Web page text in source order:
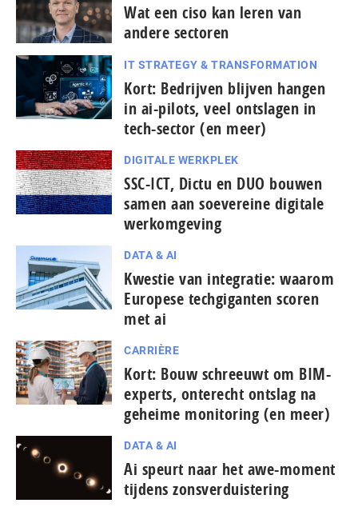
Wat een ciso kan leren van
andere sectoren
IT STRATEGY & TRANSFORMATION
Kort: Bedrijven blijven hangen
in ai-pilots, veel ontslagen in
tech-sector (en meer)
DIGITALE WERKPLEK
SSC-ICT, Dictu en DUO bouwen
samen aan soevereine digitale
werkomgeving
DATA & AI
Kwestie van integratie: waarom
Europese tech­gi­gan­ten scoren
met ai
CARRIÈRE
Kort: Bouw schreeuwt om BIM-
experts, onterecht ontslag na
geheime monitoring (en meer)
DATA & AI
Ai speurt naar het awe-moment
tijdens zonsverduistering